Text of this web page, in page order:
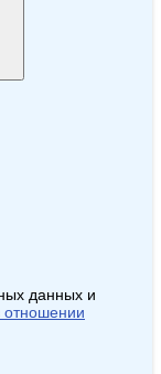
данных и
отношении